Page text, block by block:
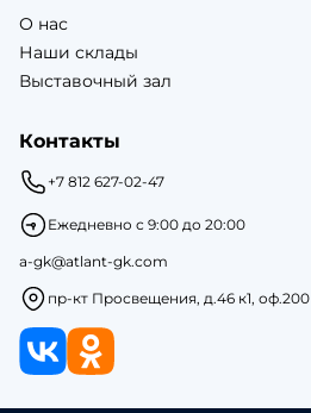
О нас
Наши склады
Выставочный зал
Контакты
+7 812 627-02-47
Ежедневно с 9:00 до 20:00
a-gk@atlant-gk.com
пр-кт Просвещения, д.46 к1, оф.200